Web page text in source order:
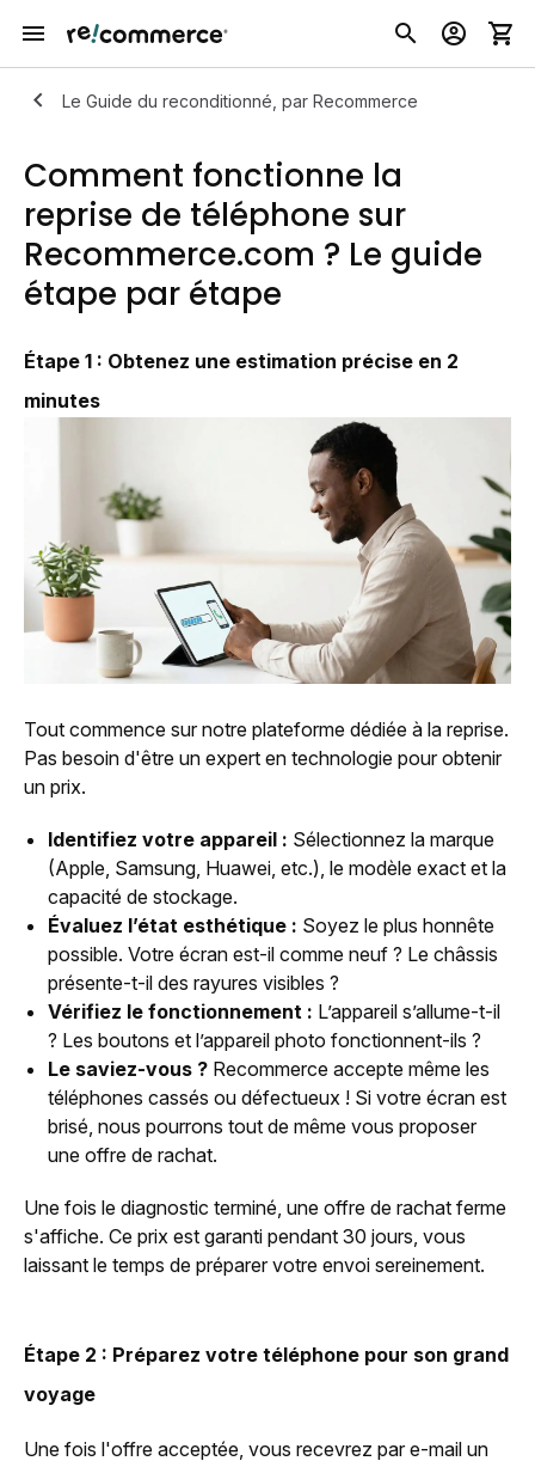
Le Guide du reconditionné, par Recommerce
Comment fonctionne la
reprise de téléphone sur
Recommerce.com ? Le guide
étape par étape
Étape 1 : Obtenez une estimation précise en 2
minutes
Tout commence sur notre plateforme dédiée à la reprise.
Pas besoin d'être un expert en technologie pour obtenir
un prix.
Identifiez votre appareil : Sélectionnez la marque
(Apple, Samsung, Huawei, etc.), le modèle exact et la
capacité de stockage.
Évaluez l’état esthétique : Soyez le plus honnête
possible. Votre écran est-il comme neuf ? Le châssis
présente-t-il des rayures visibles ?
Vérifiez le fonctionnement : L’appareil s’allume-t-il
? Les boutons et l’appareil photo fonctionnent-ils ?
Le saviez-vous ? Recommerce accepte même les
téléphones cassés ou défectueux ! Si votre écran est
brisé, nous pourrons tout de même vous proposer
une offre de rachat.
Une fois le diagnostic terminé, une offre de rachat ferme
s'affiche. Ce prix est garanti pendant 30 jours, vous
laissant le temps de préparer votre envoi sereinement.
Étape 2 : Préparez votre téléphone pour son grand
voyage
Une fois l'offre acceptée, vous recevrez par e-mail un